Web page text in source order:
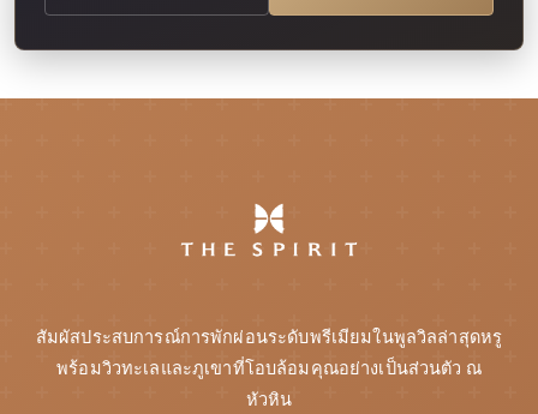
สัมผัสประสบการณ์การพักผ่อนระดับพรีเมียมในพูลวิลล่าสุดหรู
พร้อมวิวทะเลและภูเขาที่โอบล้อมคุณอย่างเป็นส่วนตัว ณ
หัวหิน